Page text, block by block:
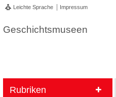
Leichte Sprache Impressum
Geschichtsmuseen
Rubriken